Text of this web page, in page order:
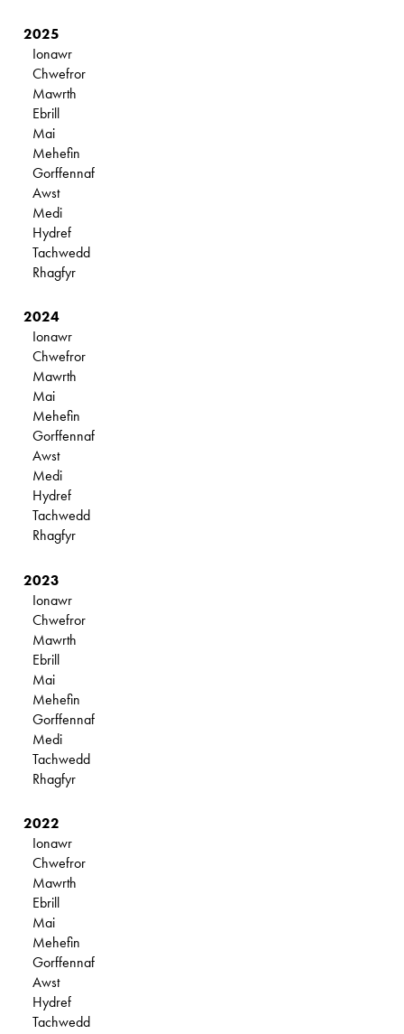
2025
Ionawr
Chwefror
Mawrth
Ebrill
Mai
Mehefin
Gorffennaf
Awst
Medi
Hydref
Tachwedd
Rhagfyr
2024
Ionawr
Chwefror
Mawrth
Mai
Mehefin
Gorffennaf
Awst
Medi
Hydref
Tachwedd
Rhagfyr
2023
Ionawr
Chwefror
Mawrth
Ebrill
Mai
Mehefin
Gorffennaf
Medi
Tachwedd
Rhagfyr
2022
Ionawr
Chwefror
Mawrth
Ebrill
Mai
Mehefin
Gorffennaf
Awst
Hydref
Tachwedd